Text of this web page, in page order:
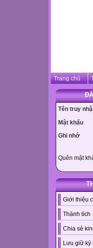
Trang chủ
Tên truy
Mật khẩu
Ghi nhớ
Quên mật
Giới thiệu
Thành tích
Chia sẻ
Lưu giữ kỷ